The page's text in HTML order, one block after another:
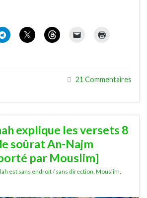
21 Commentaires
explique les versets 8
soûrat An-Najm
par Mouslim]
est sans endroit / sans direction, Mouslim,